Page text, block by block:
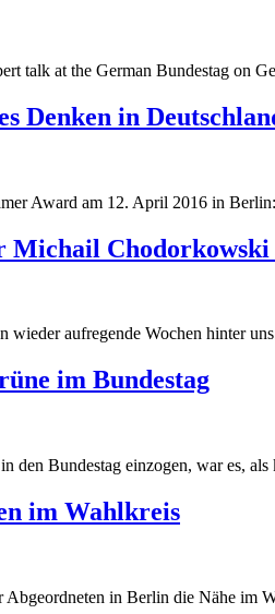
talk at the German Bundestag on
Denken in
Award am 12. April 2016 in
Michail Chodorkowski
aufregende Wochen hinter
im Bundestag
Bundestag einzogen, war es,
im Wahlkreis
in Berlin die Nähe im